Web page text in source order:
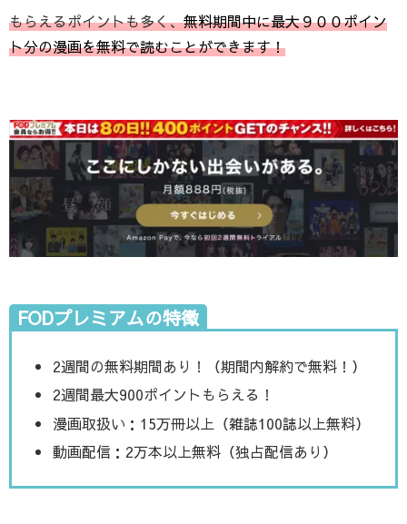
もらえるポイントも多く、無料期間中に最大９００ポイン
ト分の漫画を無料で読むことができます！
FODプレミアムの特徴
2週間の無料期間あり！（期間内解約で無料！）
2週間最大900ポイントもらえる！
漫画取扱い：15万冊以上（雑誌100誌以上無料）
動画配信：2万本以上無料（独占配信あり）